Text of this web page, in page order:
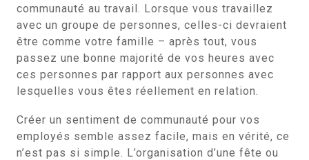
communauté au travail. Lorsque vous travaillez
avec un groupe de personnes, celles-ci devraient
être comme votre famille – après tout, vous
passez une bonne majorité de vos heures avec
ces personnes par rapport aux personnes avec
lesquelles vous êtes réellement en relation.
Créer un sentiment de communauté pour vos
employés semble assez facile, mais en vérité, ce
n’est pas si simple. L’organisation d’une fête ou